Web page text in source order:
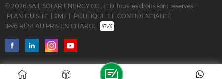
© 2026 SAIL SOLAR ENERGY CO., LTD Tous les droits sont réservés |
PLAN DU SITE | XML | POLITIQUE DE CONFIDENTIALITÉ
IPv6 RÉSEAU PRIS EN CHARGE